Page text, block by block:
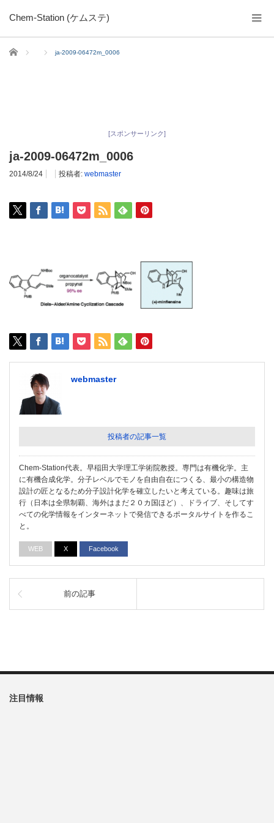
Chem-Station (ケムステ)
ホーム ja-2009-06472m_0006
[スポンサーリンク]
ja-2009-06472m_0006
2014/8/24 投稿者: webmaster
webmaster
投稿者の記事一覧
Chem-Station代表。早稲田大学理工学術院教授。専門は有機化学。主
に有機合成化学。分子レベルでモノを自由自在につくる、最小の構造物
設計の匠となるため分子設計化学を確立したいと考えている。趣味は旅
行（日本は全県制覇、海外はまだ２０カ国ほど）、ドライブ、そしてす
べての化学情報をインターネットで発信できるポータルサイトを作るこ
と。
WEB X Facebook
前の記事
注目情報